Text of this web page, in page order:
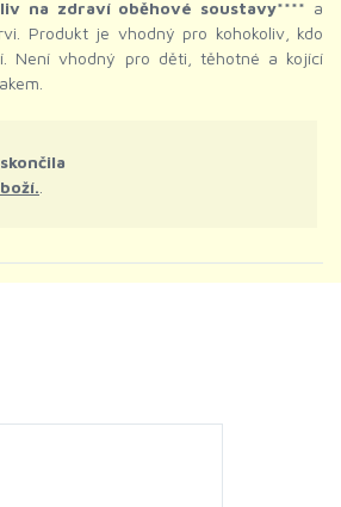
na zdraví oběhové soustavy**** a
Produkt je vhodný pro kohokoliv, kdo
Není vhodný pro děti, těhotné a kojící